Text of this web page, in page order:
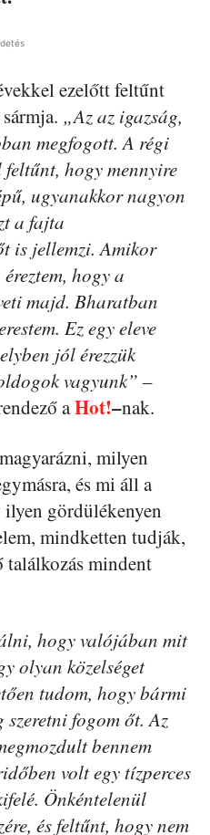
ezelőtt feltűnt
sármja. „Az az igazság,
megfogott. A régi
hogy mennyire
ugyanakkor nagyon
a fajta
is jellemzi. Amikor
hogy a
majd. Bharatban
Ez egy eleve
jól érezzük
vagyunk” –
aHot!–nak.
milyen
és mi áll a
gördülékenyen
mindketten tudják,
találkozás mindent
hogy valójában mit
olyan közelséget
tudom, hogy bármi
fogom őt. Az
bennem
volt egy tízperces
Önkéntelenül
és feltűnt, hogy nem